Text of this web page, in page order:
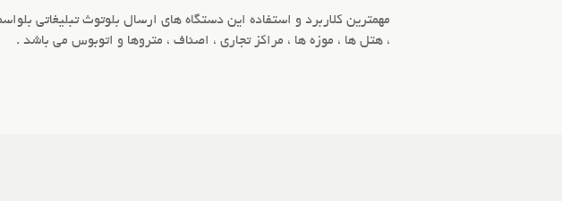
مهمترین کلاربرد و استفاده این دستگاه های ارسال بلوتوث تبلیغاتی
، هتل ها ، موزه ها ، مراکز تجاری ، اصناف ، متروها و اتوبوس می باشد .